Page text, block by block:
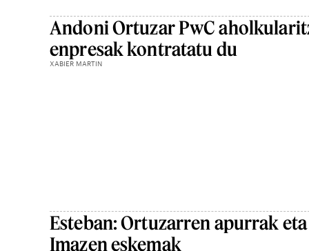
Andoni Ortuzar PwC
enpresak kontratatu du
XABIER MARTIN
Esteban: Ortuzarren apurrak eta
Imazen eskemak